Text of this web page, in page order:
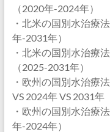
（2020年-2024年）
・北米の国別水治療
年-2031年）
・北米の国別水治療
（2025-2031年）
・欧州の国別水治療
VS 2024年 VS 2031年
・欧州の国別水治療
年-2024年）